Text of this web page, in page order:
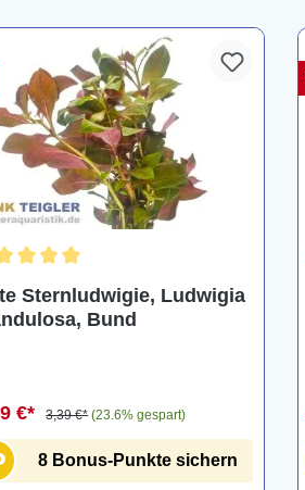
Sternludwigie, Ludwigia
Bund
€* 3,39 €* (23.6% gespart)
8 Bonus-Punkte sichern